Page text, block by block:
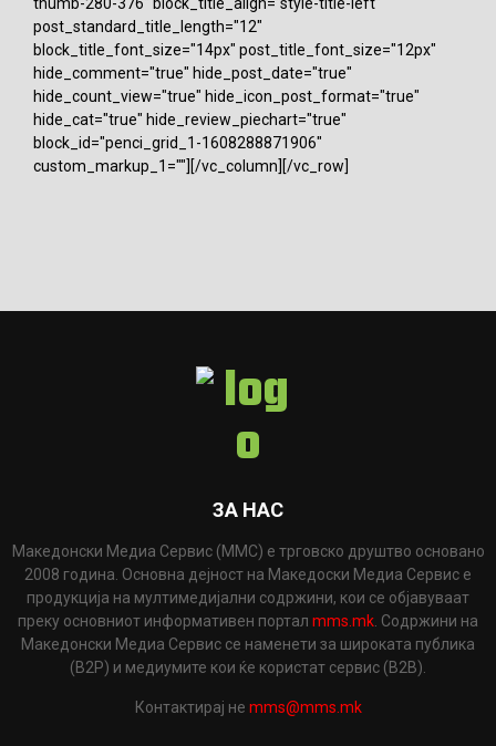
post_standard_title_length="12"
block_title_font_size="14px" post_title_font_size="12px"
hide_comment="true" hide_post_date="true"
hide_count_view="true" hide_icon_post_format="true"
hide_cat="true" hide_review_piechart="true"
block_id="penci_grid_1-1608288871906"
custom_markup_1=""][/vc_column][/vc_row]
ЗА НАС
Македонски Медиа Сервис (ММС) е трговско друштво основано
2008 година. Основна дејност на Македоски Медиа Сервис е
продукција на мултимедијални содржини, кои се објавуваат
преку основниот информативен портал mms.mk . Содржини на
Македонски Медиа Сервис се наменети за широката публика
(B2P) и медиумите кои ќе користат сервис (B2B).
Контактирај не mms@mms.mk